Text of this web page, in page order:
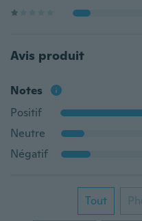
Avis produit
Notes
Positif
Neutre
Négatif
Tout